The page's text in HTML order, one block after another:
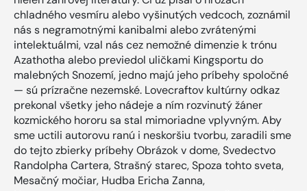
chladného vesmíru alebo vyšinutých vedcoch, zoznámil
nás s negramotnými kanibalmi alebo zvrátenými
intelektuálmi, vzal nás cez nemožné dimenzie k trónu
Azathotha alebo previedol uličkami Kingsportu do
malebných Snozemí, jedno majú jeho príbehy spoločné
— sú prízračne nezemské. Lovecraftov kultúrny odkaz
prekonal všetky jeho nádeje a ním rozvinutý žáner
kozmického hororu sa stal mimoriadne vplyvným. Aby
sme uctili autorovu ranú i neskoršiu tvorbu, zaradili sme
do tejto zbierky príbehy Obrázok v dome, Svedectvo
Randolpha Cartera, Strašný starec, Spoza tohto sveta,
Mesačný močiar, Hudba Ericha Zanna,